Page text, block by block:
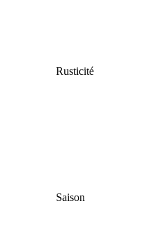
Rusticité
Saison